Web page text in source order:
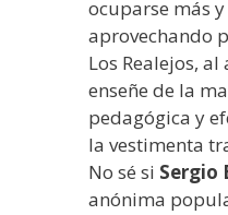
ocuparse más
aprovechando
Los Realejos,
enseñe de la
pedagógica y
la vestimenta
No sé si Sergio
anónima